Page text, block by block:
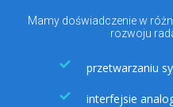
Mamy doświadczenie w
rozwoju
przetwarzaniu
interfejsie